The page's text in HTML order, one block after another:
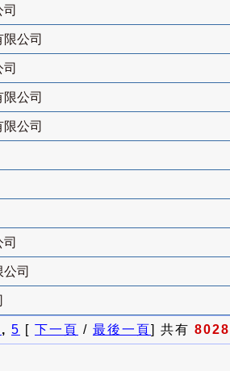
公司
公司
公司
司
, 5 [ 下一頁 / 最後一頁] 共有 8028